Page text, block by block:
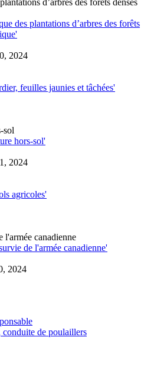
des plantations d’arbres des forêts
2024
feuilles jaunies et tâchées'
hors-sol'
2024
agricoles'
de l'armée canadienne'
2024
de poulaillers